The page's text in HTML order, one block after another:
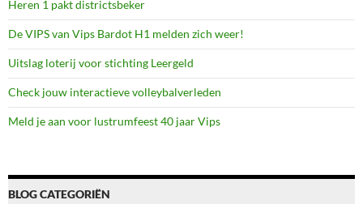
Heren 1 pakt districtsbeker
De VIPS van Vips Bardot H1 melden zich weer!
Uitslag loterij voor stichting Leergeld
Check jouw interactieve volleybalverleden
Meld je aan voor lustrumfeest 40 jaar Vips
BLOG CATEGORIËN